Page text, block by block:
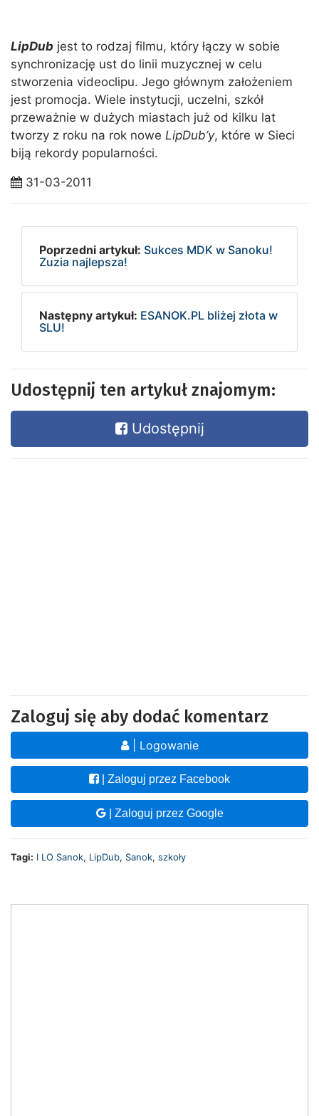
LipDub jest to rodzaj filmu, który łączy w sobie
synchronizację ust do linii muzycznej w celu
stworzenia videoclipu. Jego głównym założeniem
jest promocja. Wiele instytucji, uczelni, szkół
przeważnie w dużych miastach już od kilku lat
tworzy z roku na rok nowe LipDub’y, które w Sieci
biją rekordy popularności.
31-03-2011
Poprzedni artykuł: Sukces MDK w Sanoku!
Zuzia najlepsza!
Następny artykuł: ESANOK.PL bliżej złota w
SLU!
Udostępnij ten artykuł znajomym:
Udostępnij
Zaloguj się aby dodać komentarz
| Logowanie
| Zaloguj przez Facebook
| Zaloguj przez Google
Tagi: I LO Sanok, LipDub, Sanok, szkoły